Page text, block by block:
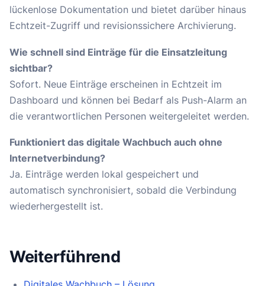
lückenlose Dokumentation und bietet darüber hinaus
Echtzeit-Zugriff und revisionssichere Archivierung.
Wie schnell sind Einträge für die Einsatzleitung
sichtbar?
Sofort. Neue Einträge erscheinen in Echtzeit im
Dashboard und können bei Bedarf als Push-Alarm an
die verantwortlichen Personen weitergeleitet werden.
Funktioniert das digitale Wachbuch auch ohne
Internetverbindung?
Ja. Einträge werden lokal gespeichert und
automatisch synchronisiert, sobald die Verbindung
wiederhergestellt ist.
Weiterführend